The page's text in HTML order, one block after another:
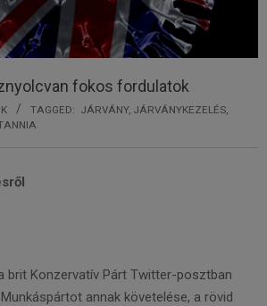
fokos fordulatok
TAGGED: JÁRVÁNY, JÁRVÁNYKEZELÉS
brit Konzervatív Párt Twitter-­posztban
annak követelése, a rövid